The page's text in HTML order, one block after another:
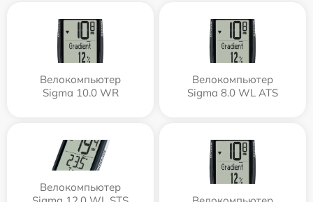
Велокомпьютер
Sigma 10.0 WR
Велокомпьютер
Sigma 8.0 WL ATS
Велокомпьютер